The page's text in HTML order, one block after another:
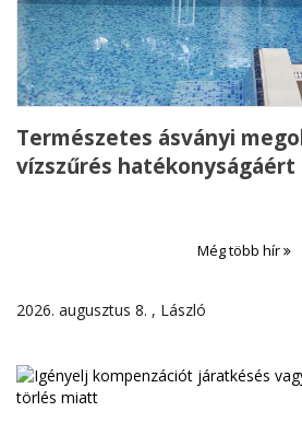
Természetes ásványi
vízszűrés hatékonyságáért
Még több hír
2026. augusztus 8. , László